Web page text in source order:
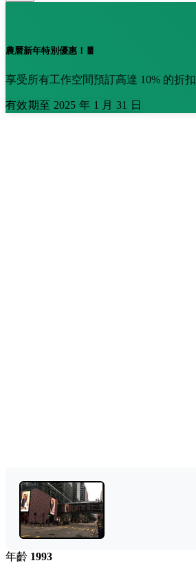
農曆新年特別優惠！🧧
享受所有工作空間預訂高達 10% 的折扣
有效期至 2025 年 1 月 31 日
年齡 1993